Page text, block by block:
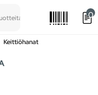
0
Keittiöhanat